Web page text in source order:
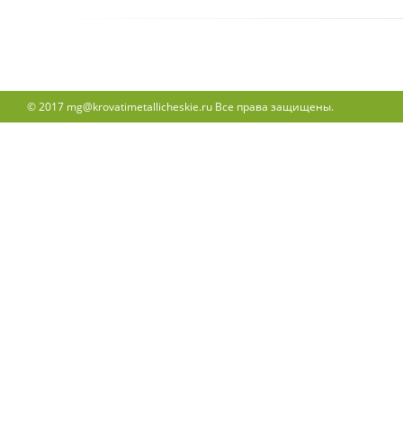
© 2017 mg@krovatimetallicheskie.ru Все права защищены.